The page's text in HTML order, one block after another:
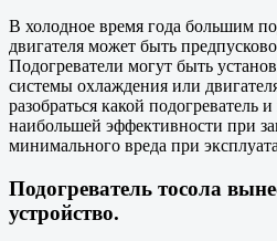
В холодное время года большим
двигателя может быть
Подогреватели могут быть
системы охлаждения или
разобраться какой подогреватель
наибольшей эффективности при
минимального вреда при
Подогреватель тосола
устройство.